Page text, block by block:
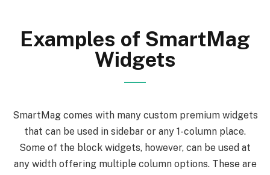
Examples of SmartMag
Widgets
SmartMag comes with many custom premium widgets
that can be used in sidebar or any 1-column place.
Some of the block widgets, however, can be used at
any width offering multiple column options. These are